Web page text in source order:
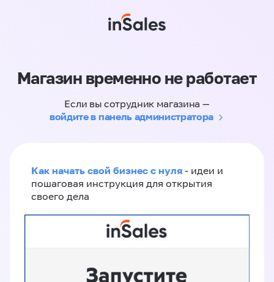
Магазин временно не работает
Если вы сотрудник магазина —
войдите в панель администратора
Как начать свой бизнес с нуля - идеи и
пошаговая инструкция для открытия
своего дела